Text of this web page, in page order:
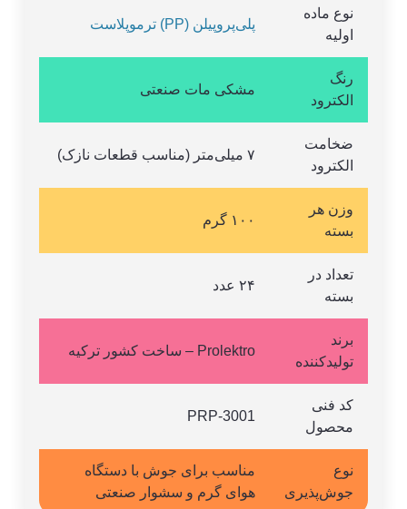
نوع ماده
اولیه
پلی‌پروپیلن (PP) ترموپلاست
رنگ
الکترود
مشکی مات صنعتی
ضخامت
الکترود
۷ میلی‌متر (مناسب قطعات نازک)
وزن هر
بسته
۱۰۰ گرم
تعداد در
بسته
۲۴ عدد
برند
تولیدکننده
Prolektro – ساخت کشور ترکیه
کد فنی
محصول
PRP-3001
نوع
جوش‌پذیری
مناسب برای جوش با دستگاه
هوای گرم و سشوار صنعتی